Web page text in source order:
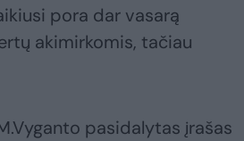
pora dar vasarą
akimirkomis, tačiau
pasidalytas įrašas